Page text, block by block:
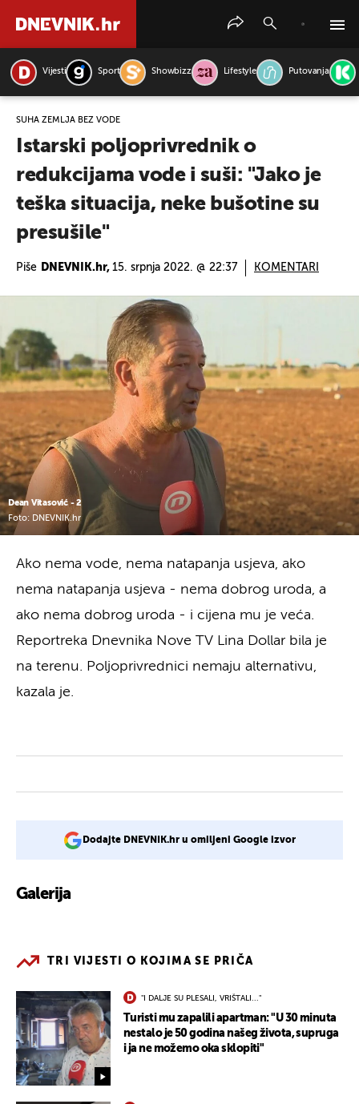
Vijesti Sport Showbizz Lifestyle Putovanja
SUHA ZEMLJA BEZ VODE
Istarski poljoprivrednik o
redukcijama vode i suši: "Jako je
teška situacija, neke bušotine su
presušile"
Piše DNEVNIK.hr, 15. srpnja 2022. @ 22:37 KOMENTARI
Dean Vitasović - 2
Foto: DNEVNIK.hr
Ako nema vode, nema natapanja usjeva, ako
nema natapanja usjeva - nema dobrog uroda, a
ako nema dobrog uroda - i cijena mu je veća.
Reportreka Dnevnika Nove TV Lina Dollar bila je
na terenu. Poljoprivrednici nemaju alternativu,
kazala je.
Dodajte DNEVNIK.hr u omiljeni Google izvor
Galerija
TRI VIJESTI O KOJIMA SE PRIČA
"I DALJE SU PLESALI, VRIŠTALI..."
Turisti mu zapalili apartman: "U 30 minuta
nestalo je 50 godina našeg života, supruga
i ja ne možemo oka sklopiti"
PRETRAŽITE VIJESTI